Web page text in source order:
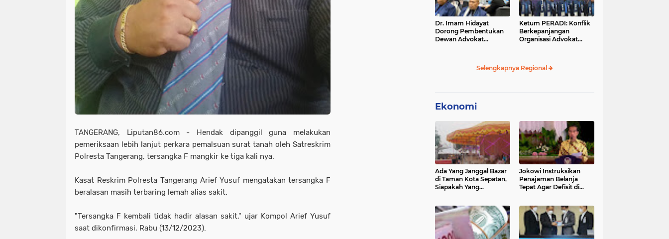
TANGERANG, Liputan86.com - Hendak dipanggil guna melakukan
pemeriksaan lebih lanjut perkara pemalsuan surat tanah oleh Satreskrim
Polresta Tangerang, tersangka F mangkir ke tiga kali nya.
Kasat Reskrim Polresta Tangerang Arief Yusuf mengatakan tersangka F
beralasan masih terbaring lemah alias sakit.
"Tersangka F kembali tidak hadir alasan sakit," ujar Kompol Arief Yusuf
saat dikonfirmasi, Rabu (13/12/2023).
Dr. Imam Hidayat
Dorong Pembentukan
Dewan Advokat
Ketum PERADI: Konflik
Berkepanjangan
Organisasi Advokat
Selengkapnya Regional
Ekonomi
Ada Yang Janggal Bazar
di Taman Kota Sepatan,
Siapakah Yang
Jokowi Instruksikan
Penajaman Belanja
Tepat Agar Defisit di